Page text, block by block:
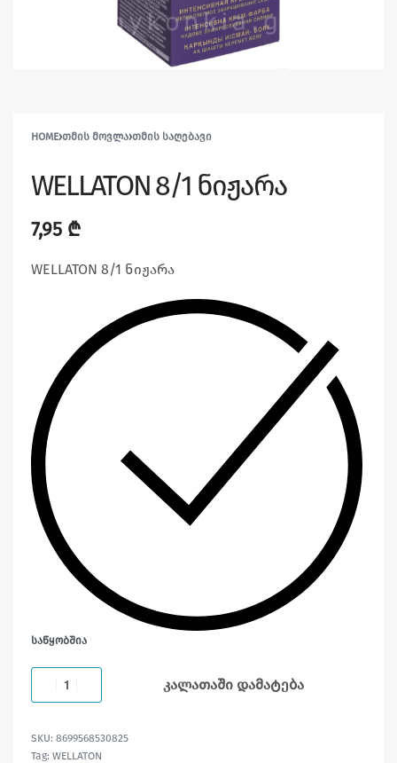
HOME›ᲗᲛᲘᲡ ᲛᲝᲕᲚᲐ›ᲗᲛᲘᲡ ᲡᲐᲦᲔᲑᲐᲕᲘ
WELLATON 8/1 ნიჟარა
7,95 ₾
WELLATON 8/1 ნიჟარა
ᲡᲐᲬᲧᲝᲑᲨᲘᲐ
კალათაში დამატება
8699568530825
Tag: WELLATON